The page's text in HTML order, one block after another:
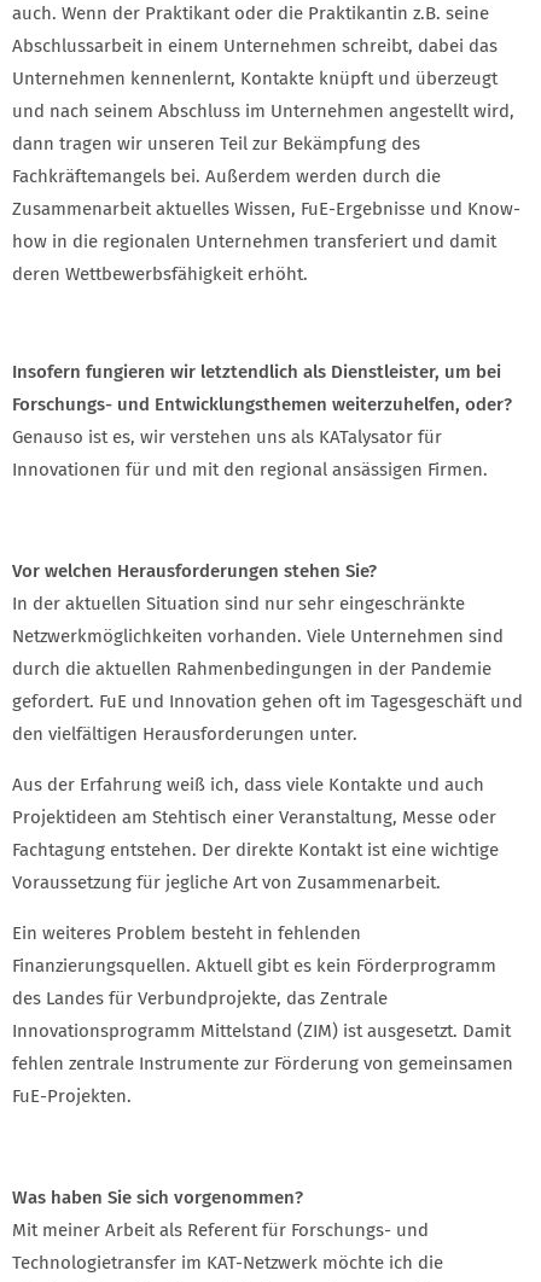
auch. Wenn der Praktikant oder die Praktikantin z.B. seine
Abschlussarbeit in einem Unternehmen schreibt, dabei das
Unternehmen kennenlernt, Kontakte knüpft und überzeugt
und nach seinem Abschluss im Unternehmen angestellt wird,
dann tragen wir unseren Teil zur Bekämpfung des
Fachkräftemangels bei. Außerdem werden durch die
Zusammenarbeit aktuelles Wissen, FuE-Ergebnisse und Know-
how in die regionalen Unternehmen transferiert und damit
deren Wettbewerbsfähigkeit erhöht.
Insofern fungieren wir letztendlich als Dienstleister, um bei
Forschungs- und Entwicklungsthemen weiterzuhelfen, oder?
Genauso ist es, wir verstehen uns als KATalysator für
Innovationen für und mit den regional ansässigen Firmen.
Vor welchen Herausforderungen stehen Sie?
In der aktuellen Situation sind nur sehr eingeschränkte
Netzwerkmöglichkeiten vorhanden. Viele Unternehmen sind
durch die aktuellen Rahmenbedingungen in der Pandemie
gefordert. FuE und Innovation gehen oft im Tagesgeschäft und
den vielfältigen Herausforderungen unter.
Aus der Erfahrung weiß ich, dass viele Kontakte und auch
Projektideen am Stehtisch einer Veranstaltung, Messe oder
Fachtagung entstehen. Der direkte Kontakt ist eine wichtige
Voraussetzung für jegliche Art von Zusammenarbeit.
Ein weiteres Problem besteht in fehlenden
Finanzierungsquellen. Aktuell gibt es kein Förderprogramm
des Landes für Verbundprojekte, das Zentrale
Innovationsprogramm Mittelstand (ZIM) ist ausgesetzt. Damit
fehlen zentrale Instrumente zur Förderung von gemeinsamen
FuE-Projekten.
Was haben Sie sich vorgenommen?
Mit meiner Arbeit als Referent für Forschungs- und
Technologietransfer im KAT-Netzwerk möchte ich die